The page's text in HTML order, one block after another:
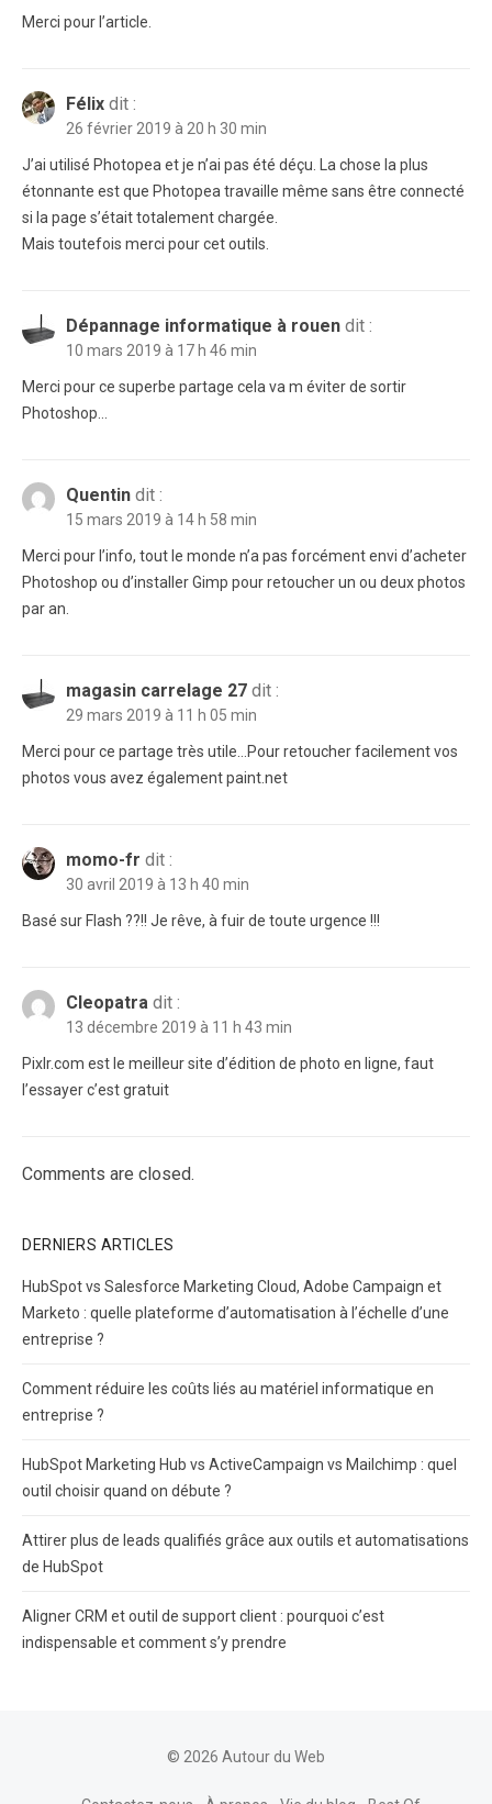
Merci pour l’article.
Félix dit :
26 février 2019 à 20 h 30 min
J’ai utilisé Photopea et je n’ai pas été déçu. La chose la plus
étonnante est que Photopea travaille même sans être connecté
si la page s’était totalement chargée.
Mais toutefois merci pour cet outils.
Dépannage informatique à rouen dit :
10 mars 2019 à 17 h 46 min
Merci pour ce superbe partage cela va m éviter de sortir
Photoshop…
Quentin dit :
15 mars 2019 à 14 h 58 min
Merci pour l’info, tout le monde n’a pas forcément envi d’acheter
Photoshop ou d’installer Gimp pour retoucher un ou deux photos
par an.
magasin carrelage 27 dit :
29 mars 2019 à 11 h 05 min
Merci pour ce partage très utile…Pour retoucher facilement vos
photos vous avez également paint.net
momo-fr dit :
30 avril 2019 à 13 h 40 min
Basé sur Flash ??!! Je rêve, à fuir de toute urgence !!!
Cleopatra dit :
13 décembre 2019 à 11 h 43 min
Pixlr.com est le meilleur site d’édition de photo en ligne, faut
l’essayer c’est gratuit
Comments are closed.
DERNIERS ARTICLES
HubSpot vs Salesforce Marketing Cloud, Adobe Campaign et
Marketo : quelle plateforme d’automatisation à l’échelle d’une
entreprise ?
Comment réduire les coûts liés au matériel informatique en
entreprise ?
HubSpot Marketing Hub vs ActiveCampaign vs Mailchimp : quel
outil choisir quand on débute ?
Attirer plus de leads qualifiés grâce aux outils et automatisations
de HubSpot
Aligner CRM et outil de support client : pourquoi c’est
indispensable et comment s’y prendre
© 2026 Autour du Web